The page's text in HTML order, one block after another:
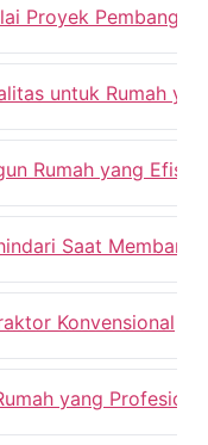
Proyek
untuk Rumah
Rumah yang Efisien
Saat
Konvensional
yang